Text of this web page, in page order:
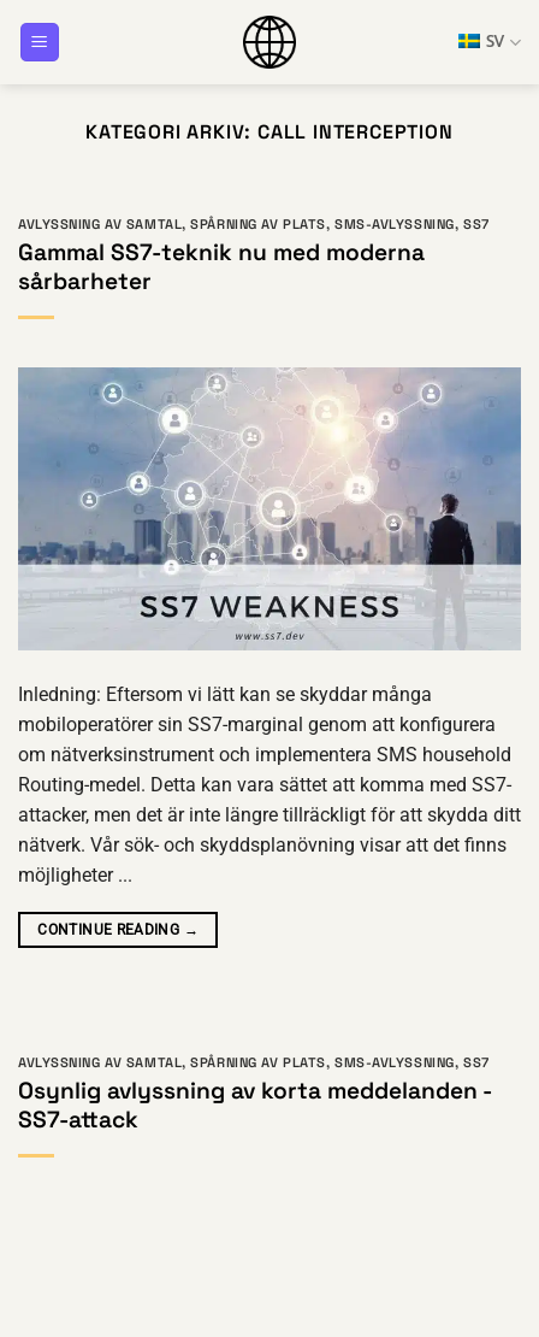
SV
KATEGORI ARKIV:CALL INTERCEPTION
AVLYSSNING AV SAMTAL,SPÅRNING AV PLATS, SMS-AVLYSSNING, SS7
Gammal SS7-teknik nu med moderna
sårbarheter
Inledning: Eftersom vi lätt kan se skyddar många
mobiloperatörer sin SS7-marginal genom att konfigurera
om nätverksinstrument och implementera SMS household
Routing-medel. Detta kan vara sättet att komma med SS7-
attacker, men det är inte längre tillräckligt för att skydda ditt
nätverk. Vår sök- och skyddsplanövning visar att det finns
möjligheter ...
CONTINUE READING →
AVLYSSNING AV SAMTAL,SPÅRNING AV PLATS, SMS-AVLYSSNING, SS7
Osynlig avlyssning av korta meddelanden -
SS7-attack